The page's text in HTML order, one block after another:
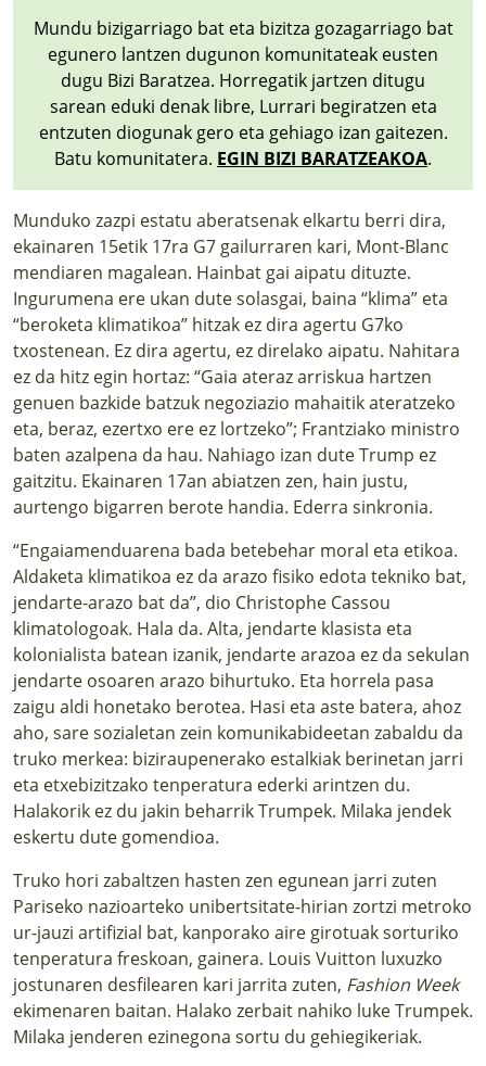
LURRAREN AGENDA
AZOKA
Mundu bizigarriago bat eta bizitza gozagarriago bat
egunero lantzen dugunon komunitateak eusten
dugu Bizi Baratzea. Horregatik jartzen ditugu
sarean eduki denak libre, Lurrari begiratzen eta
entzuten diogunak gero eta gehiago izan gaitezen.
Batu komunitatera. EGIN BIZI BARATZEAKOA.
Munduko zazpi estatu aberatsenak elkartu berri dira,
ekainaren 15etik 17ra G7 gailurraren kari, Mont-Blanc
mendiaren magalean. Hainbat gai aipatu dituzte.
Ingurumena ere ukan dute solasgai, baina “klima” eta
“beroketa klimatikoa” hitzak ez dira agertu G7ko
txostenean. Ez dira agertu, ez direlako aipatu. Nahitara
ez da hitz egin hortaz: “Gaia ateraz arriskua hartzen
genuen bazkide batzuk negoziazio mahaitik ateratzeko
eta, beraz, ezertxo ere ez lortzeko”; Frantziako ministro
baten azalpena da hau. Nahiago izan dute Trump ez
gaitzitu. Ekainaren 17an abiatzen zen, hain justu,
aurtengo bigarren berote handia. Ederra sinkronia.
“Engaiamenduarena bada betebehar moral eta etikoa.
Aldaketa klimatikoa ez da arazo fisiko edota tekniko bat,
jendarte-arazo bat da”, dio Christophe Cassou
klimatologoak. Hala da. Alta, jendarte klasista eta
kolonialista batean izanik, jendarte arazoa ez da sekulan
jendarte osoaren arazo bihurtuko. Eta horrela pasa
zaigu aldi honetako berotea. Hasi eta aste batera, ahoz
aho, sare sozialetan zein komunikabideetan zabaldu da
truko merkea: biziraupenerako estalkiak berinetan jarri
eta etxebizitzako tenperatura ederki arintzen du.
Halakorik ez du jakin beharrik Trumpek. Milaka jendek
eskertu dute gomendioa.
Truko hori zabaltzen hasten zen egunean jarri zuten
Pariseko nazioarteko unibertsitate-hirian zortzi metroko
ur-jauzi artifizial bat, kanporako aire girotuak sorturiko
tenperatura freskoan, gainera. Louis Vuitton luxuzko
jostunaren desfilearen kari jarrita zuten, Fashion Week
ekimenaren baitan. Halako zerbait nahiko luke Trumpek.
Milaka jenderen ezinegona sortu du gehiegikeriak.